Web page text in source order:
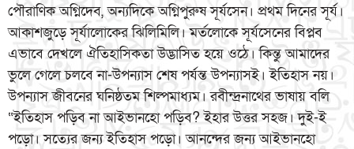
পৌরাণিক অগ্নিদেব, অন্যদিকে অগ্নিপুরুষ সূর্যসেন। প্রথম দিনের সূর্য।
আকাশজুড়ে সূর্যালোকের ঝিলিমিলি। মর্তলোকে সূর্যসেনের বিপ্লব
এভাবে দেখলে ঐতিহাসিকতা উদ্ভাসিত হয়ে ওঠে। কিন্তু আমাদের
ভুলে গেলে চলবে না-উপন্যাস শেষ পর্যন্ত উপন্যাসই। ইতিহাস নয়।
উপন্যাস জীবনের ঘনিষ্ঠতম শিল্পমাধ্যম। রবীন্দ্রনাথের ভাষায় বলি
“ইতিহাস পড়িব না আইভানহো পড়িব? ইহার উত্তর সহজ। দুই-ই
পড়ো। সত্যের জন্য ইতিহাস পড়ো। আনন্দের জন্য আইভানহো